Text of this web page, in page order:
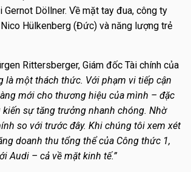
Döllner. Về mặt tay đua, công ty
Hülkenberg (Đức) và năng lượng trẻ
Rittersberger, Giám đốc Tài chính của
là một thách thức. Với phạm vi tiếp cận
mới cho thương hiệu của mình – đặc
sự tăng trưởng nhanh chóng. Nhờ
so với trước đây. Khi chúng tôi xem xét
doanh thu tổng thể của Công thức 1,
Audi – cả về mặt kinh tế.”